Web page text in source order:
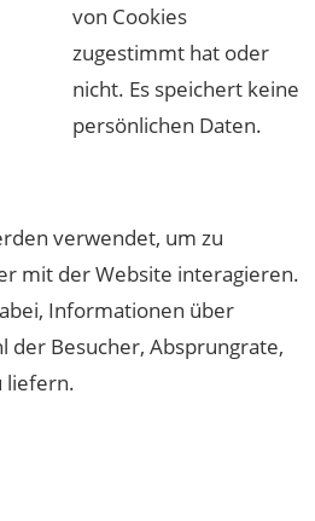
von Cookies
zugestimmt hat oder
nicht. Es speichert keine
persönlichen Daten.
verwendet, um zu
mit der Website interagieren.
Informationen über
der Besucher, Absprungrate,
liefern.